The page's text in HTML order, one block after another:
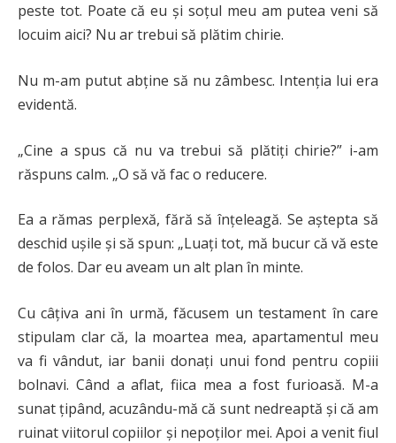
peste tot. Poate că eu și soțul meu am putea veni să
locuim aici? Nu ar trebui să plătim chirie.
Nu m-am putut abține să nu zâmbesc. Intenția lui era
evidentă.
„Cine a spus că nu va trebui să plătiți chirie?” i-am
răspuns calm. „O să vă fac o reducere.
Ea a rămas perplexă, fără să înțeleagă. Se aștepta să
deschid ușile și să spun: „Luați tot, mă bucur că vă este
de folos. Dar eu aveam un alt plan în minte.
Cu câțiva ani în urmă, făcusem un testament în care
stipulam clar că, la moartea mea, apartamentul meu
va fi vândut, iar banii donați unui fond pentru copiii
bolnavi. Când a aflat, fiica mea a fost furioasă. M-a
sunat țipând, acuzându-mă că sunt nedreaptă și că am
ruinat viitorul copiilor și nepoților mei. Apoi a venit fiul